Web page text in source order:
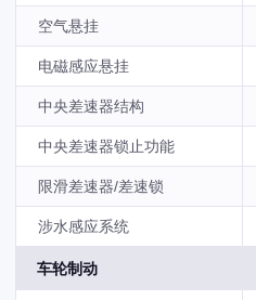
空气悬挂
电磁感应悬挂
中央差速器结构
中央差速器锁止功能
限滑差速器/差速锁
涉水感应系统
车轮制动